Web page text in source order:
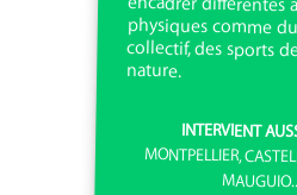
nature.
INTERVIENT
MONTPELLIER,